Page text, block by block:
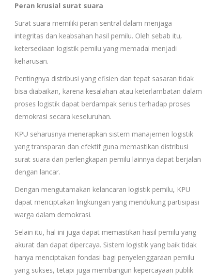
Peran krusial surat suara
Surat suara memiliki peran sentral dalam menjaga
integritas dan keabsahan hasil pemilu. Oleh sebab itu,
ketersediaan logistik pemilu yang memadai menjadi
keharusan.
Pentingnya distribusi yang efisien dan tepat sasaran tidak
bisa diabaikan, karena kesalahan atau keterlambatan dalam
proses logistik dapat berdampak serius terhadap proses
demokrasi secara keseluruhan.
KPU seharusnya menerapkan sistem manajemen logistik
yang transparan dan efektif guna memastikan distribusi
surat suara dan perlengkapan pemilu lainnya dapat berjalan
dengan lancar.
Dengan mengutamakan kelancaran logistik pemilu, KPU
dapat menciptakan lingkungan yang mendukung partisipasi
warga dalam demokrasi.
Selain itu, hal ini juga dapat memastikan hasil pemilu yang
akurat dan dapat dipercaya. Sistem logistik yang baik tidak
hanya menciptakan fondasi bagi penyelenggaraan pemilu
yang sukses, tetapi juga membangun kepercayaan publik